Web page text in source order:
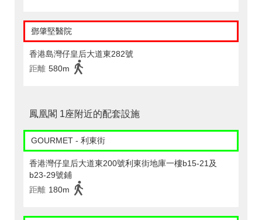
鄧肇堅醫院
香港島灣仔皇后大道東282號
距離 580m
鳳凰閣 1座附近的配套設施
GOURMET - 利東街
香港灣仔皇后大道東200號利東街地庫一樓b15-21及
b23-29號鋪
距離 180m